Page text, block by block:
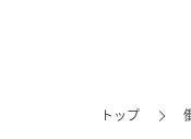
トップ